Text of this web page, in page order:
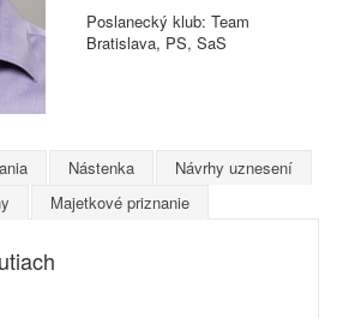
Poslanecký klub: Team
Bratislava, PS, SaS
Nástenka
Návrhy uznesení
Majetkové priznanie